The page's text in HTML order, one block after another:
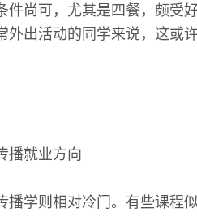
尚可，尤其是四餐，颇受
出活动的同学来说，这或
学则相对冷门。有些课程